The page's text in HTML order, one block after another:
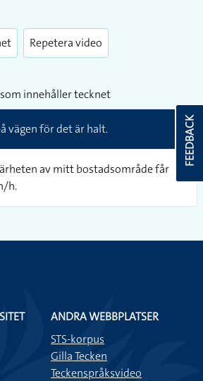
Repetera video
innehåller tecknet
vägen för det är halt.
av mitt bostadsområde får
h.
FEEDBACK
ANDRA WEBBPLATSER
STS-korpus
Gilla Tecken
Teckenspråksvideo